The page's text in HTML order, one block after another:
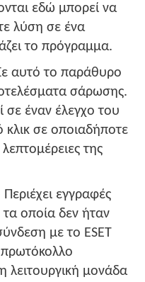
εδώ μπορεί να
λύση σε ένα
το πρόγραμμα.
αυτό το παράθυρο
σάρωσης.
σε έναν έλεγχο του
κλικ σε οποιαδήποτε
της
Περιέχει εγγραφές
οποία δεν ήταν
με το ESET
λειτουργική μονάδα